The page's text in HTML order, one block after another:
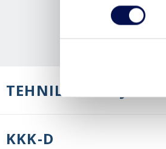
TEHNILINE KIRJELDUS
KKK-D